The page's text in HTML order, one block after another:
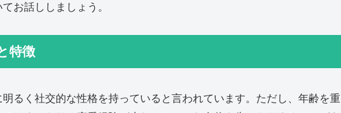
お話ししましょう。
特徴
るく社交的な性格を持っていると言われています。ただし、年齢を重